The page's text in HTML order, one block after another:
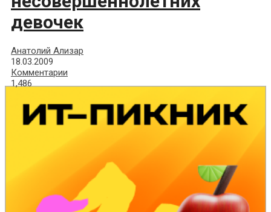
девочек
Анатолий Ализар
18.03.2009
Комментарии
1,486